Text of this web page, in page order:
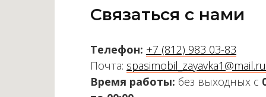
Связаться с нами
Телефон: +7 (812) 983 03-83
Почта: spasimobil_zayavka1@mail.ru
Время работы: без выходных с